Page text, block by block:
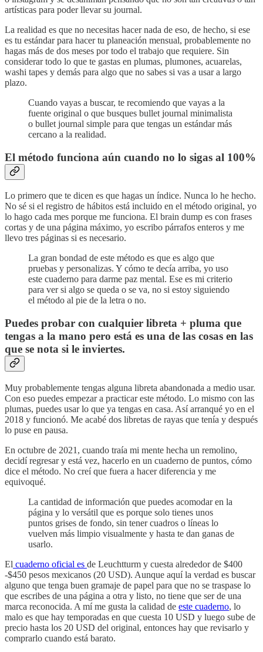
artísticas para poder llevar su journal.
La realidad es que no necesitas hacer nada de eso, de hecho, si ese
es tu estándar para hacer tu planeación mensual, probablemente no
hagas más de dos meses por todo el trabajo que requiere. Sin
considerar todo lo que te gastas en plumas, plumones, acuarelas,
washi tapes y demás para algo que no sabes si vas a usar a largo
plazo.
Cuando vayas a buscar, te recomiendo que vayas a la
fuente original o que busques bullet journal minimalista
o bullet journal simple para que tengas un estándar más
cercano a la realidad.
El método funciona aún cuando no lo sigas al 100%
Lo primero que te dicen es que hagas un índice. Nunca lo he hecho.
No sé si el registro de hábitos está incluido en el método original, yo
lo hago cada mes porque me funciona. El brain dump es con frases
cortas y de una página máximo, yo escribo párrafos enteros y me
llevo tres páginas si es necesario.
La gran bondad de este método es que es algo que
pruebas y personalizas. Y cómo te decía arriba, yo uso
este cuaderno para darme paz mental. Ese es mi criterio
para ver si algo se queda o se va, no si estoy siguiendo
el método al pie de la letra o no.
Puedes probar con cualquier libreta + pluma que
tengas a la mano pero está es una de las cosas en las
que se nota si le inviertes.
Muy probablemente tengas alguna libreta abandonada a medio usar.
Con eso puedes empezar a practicar este método. Lo mismo con las
plumas, puedes usar lo que ya tengas en casa. Así arranqué yo en el
2018 y funcionó. Me acabé dos libretas de rayas que tenía y después
lo puse en pausa.
En octubre de 2021, cuando traía mi mente hecha un remolino,
decidí regresar y está vez, hacerlo en un cuaderno de puntos, cómo
dice el método. No creí que fuera a hacer diferencia y me
equivoqué.
La cantidad de información que puedes acomodar en la
página y lo versátil que es porque solo tienes unos
puntos grises de fondo, sin tener cuadros o líneas lo
vuelven más limpio visualmente y hasta te dan ganas de
usarlo.
El cuaderno oficial es de Leuchtturm y cuesta alrededor de $400
-$450 pesos mexicanos (20 USD). Aunque aquí la verdad es buscar
alguno que tenga buen gramaje de papel para que no se traspase lo
que escribes de una página a otra y listo, no tiene que ser de una
marca reconocida. A mí me gusta la calidad de este cuaderno, lo
malo es que hay temporadas en que cuesta 10 USD y luego sube de
precio hasta los 20 USD del original, entonces hay que revisarlo y
comprarlo cuando está barato.